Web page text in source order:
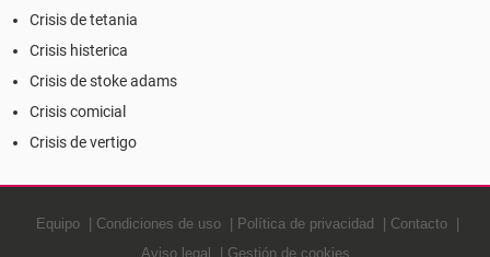
Crisis de tetania
Crisis histerica
Crisis de stoke adams
Crisis comicial
Crisis de vertigo
Equipo Condiciones de uso Política de privacidad
Contacto
Aviso legal
Gestión de cookies